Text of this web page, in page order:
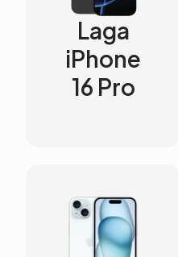
Laga
iPhone
16 Pro